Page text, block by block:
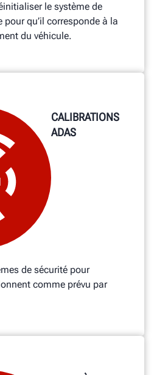
le système de
qu’il corresponde à la
du véhicule.
CALIBRATIONS
ADAS
de sécurité pour
comme prévu par